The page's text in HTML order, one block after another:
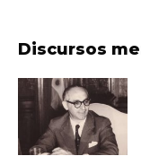
Discursos